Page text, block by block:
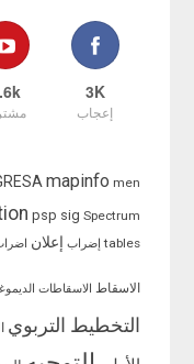
3K
إعجاب
mapinfo men
psp sig Spectrum
tables إضراب إعلان
الاسقاط الاسقاطات
التخطيط التربوي